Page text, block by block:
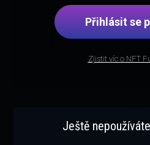
Přihlásit se
Zjistit víc o NFT
Ještě